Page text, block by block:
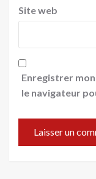
Site web
Enregistrer
le navigateur